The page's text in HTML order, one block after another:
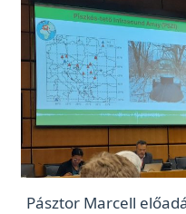
Pásztor Marcell